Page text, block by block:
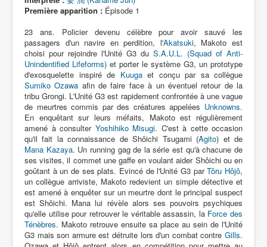
Première apparition : Épisode 1
23 ans. Policier devenu célèbre pour avoir sauvé les
passagers d'un navire en perdition, l'Akatsuki, Makoto est
choisi pour rejoindre l'Unité G3 du S.A.U.L. (Squad of Anti-
Unindentified Lifeforms) et porter le système G3, un prototype
d'exosquelette inspiré de Kuugaet conçu par sa collègue
Sumiko Ozawa afin de faire face à un éventuel retour de la
tribu Grongi. L'Unité G3 est rapidement confrontée à une vague
de meurtres commis par des créatures appelées Unknowns.
En enquêtant sur leurs méfaits, Makoto est régulièrement
amené à consulter Yoshihiko Misugi. C'est à cette occasion
qu'il fait la connaissance de Shôichi Tsugami (Agito) et de
Mana Kazaya. Un running gag de la série est qu'à chacune de
ses visites, il commet une gaffe en voulant aider Shôichi ou en
goûtant à un de ses plats. Evincé de l'Unité G3 parTôru Hôjô,
un collègue arriviste, Makoto redevient un simple détective et
est amené à enquêter sur un meurtre dont le principal suspect
est Shôichi. Mana lui révèle alors ses pouvoirs psychiques
qu'elle utilise pour retrouver le véritable assassin, la Force des
Ténèbres. Makoto retrouve ensuite sa place au sein de l'Unité
G3 mais son armure est détruite lors d'un combat contre Gills.